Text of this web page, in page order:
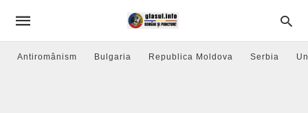
Antiromânism Bulgaria Republica Moldova Serbia